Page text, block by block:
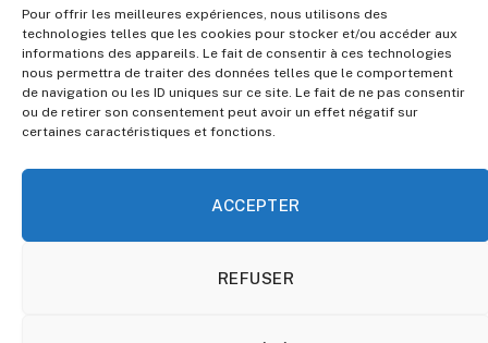
Pour offrir les meilleures expériences, nous utilisons des
technologies telles que les cookies pour stocker et/ou accéder aux
informations des appareils. Le fait de consentir à ces technologies
nous permettra de traiter des données telles que le comportement
de navigation ou les ID uniques sur ce site. Le fait de ne pas consentir
ou de retirer son consentement peut avoir un effet négatif sur
certaines caractéristiques et fonctions.
ACCEPTER
REFUSER
Le site ne fournit aucun conseil en investissement.
Toute décision d’investissement doit être précédée de vos
© 2026 Guide Crypto. Parce que tout le monde mérite de